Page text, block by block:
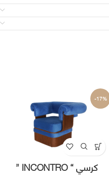
-17%
كرسي “ INCONTRO ”